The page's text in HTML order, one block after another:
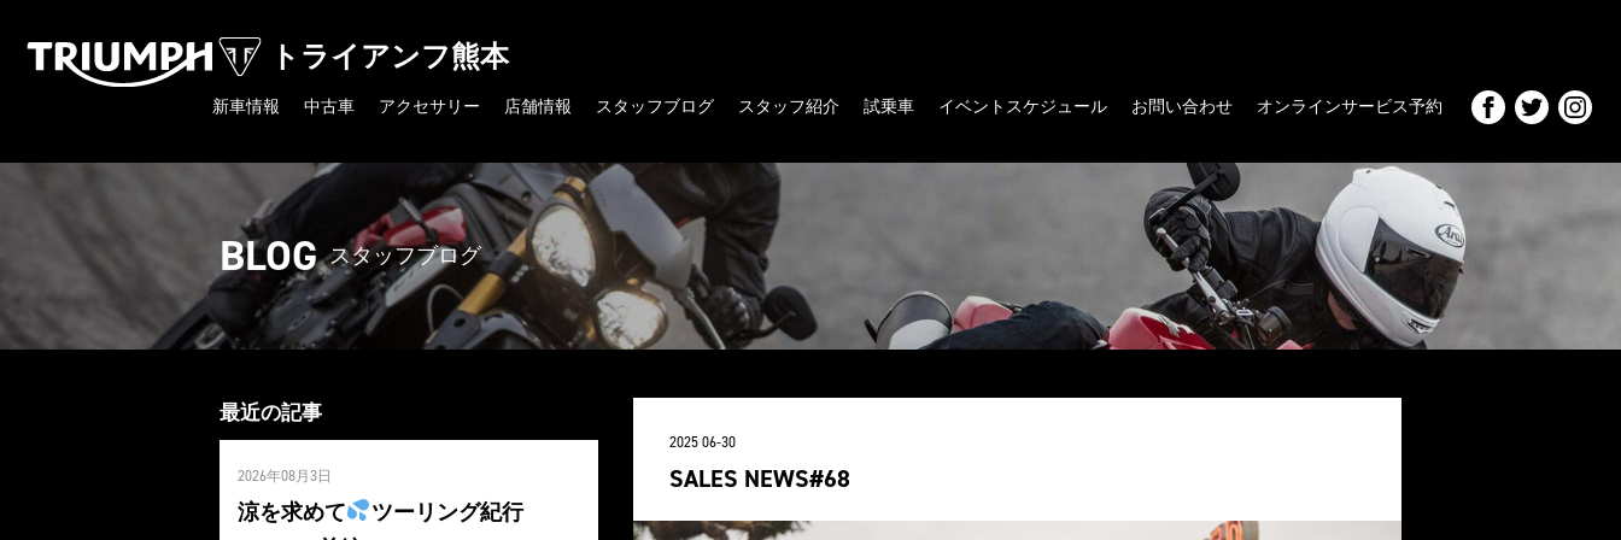
トライアンフ熊本
新車情報 中古車 アクセサリー 店舗情報 スタッフブログ スタッフ紹介 試乗車 イベントスケジュール お問い合わせ オンラインサービス予約
BLOG スタッフブログ
2025 06-30
SALES NEWS#68
最近の記事
2026年08月3日
涼を求めて
ツーリング紀行